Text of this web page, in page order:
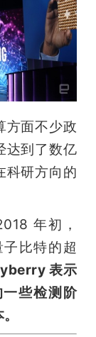
方面不少政
达到了数亿
科研方向的
年初，
比特的超
表示
些检测阶